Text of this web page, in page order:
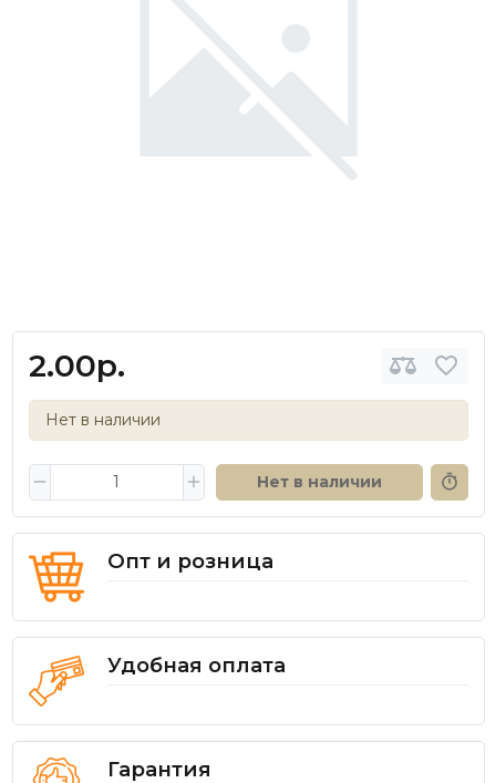
2.00р.
Нет в наличии
Нет в наличии
Опт и розница
Удобная оплата
Гарантия